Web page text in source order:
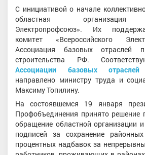
С инициативой о начале
областная организация
Электропрофсоюз». Их
комитет «Всероссийского
Ассоциация базовых отраслей
строительства РФ.
Ассоциации базовых отраслей
направлено министру труда и
Максиму Топилину.
На состоявшемся 19 января
Профобъединения принято решение
обращение областной организации
подписей за сохранение
процентных надбавок за